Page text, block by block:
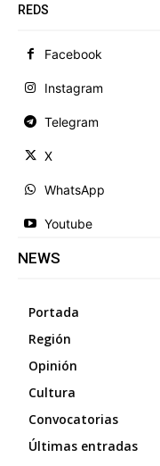
REDS
Facebook
Instagram
Telegram
X
WhatsApp
Youtube
NEWS
Portada
Región
Opinión
Cultura
Convocatorias
Últimas entradas